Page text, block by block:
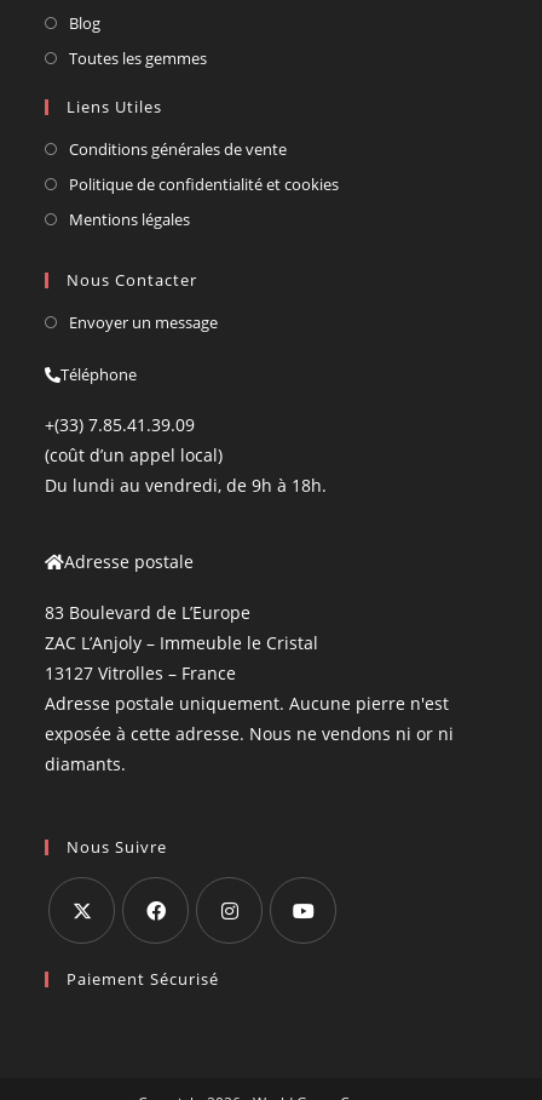
Blog
Toutes les gemmes
Liens Utiles
Conditions générales de vente
Politique de confidentialité et cookies
Mentions légales
Nous Contacter
Envoyer un message
Téléphone
+(33) 7.85.41.39.09
(coût d’un appel local)
Du lundi au vendredi, de 9h à 18h.
Adresse postale
83 Boulevard de L’Europe
ZAC L’Anjoly – Immeuble le Cristal
13127 Vitrolles – France
Adresse postale uniquement. Aucune pierre n'est
exposée à cette adresse. Nous ne vendons ni or ni
diamants.
Nous Suivre
Paiement Sécurisé